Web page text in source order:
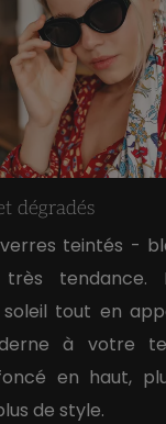
dégradés
teintés -
tendance.
tout en
à votre
en haut,
de style.